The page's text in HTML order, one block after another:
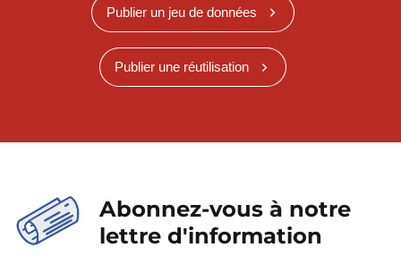
Publier un jeu de données
Publier une réutilisation
Abonnez-vous à notre
lettre d'information